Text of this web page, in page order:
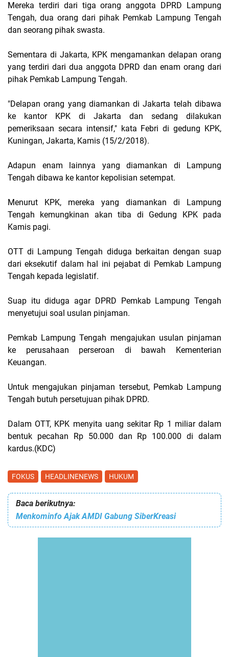
Mereka terdiri dari tiga orang anggota DPRD Lampung
Tengah, dua orang dari pihak Pemkab Lampung Tengah
dan seorang pihak swasta.
Sementara di Jakarta, KPK mengamankan delapan orang
yang terdiri dari dua anggota DPRD dan enam orang dari
pihak Pemkab Lampung Tengah.
"Delapan orang yang diamankan di Jakarta telah dibawa
ke kantor KPK di Jakarta dan sedang dilakukan
pemeriksaan secara intensif," kata Febri di gedung KPK,
Kuningan, Jakarta, Kamis (15/2/2018).
Adapun enam lainnya yang diamankan di Lampung
Tengah dibawa ke kantor kepolisian setempat.
Menurut KPK, mereka yang diamankan di Lampung
Tengah kemungkinan akan tiba di Gedung KPK pada
Kamis pagi.
OTT di Lampung Tengah diduga berkaitan dengan suap
dari eksekutif dalam hal ini pejabat di Pemkab Lampung
Tengah kepada legislatif.
Suap itu diduga agar DPRD Pemkab Lampung Tengah
menyetujui soal usulan pinjaman.
Pemkab Lampung Tengah mengajukan usulan pinjaman
ke perusahaan perseroan di bawah Kementerian
Keuangan.
Untuk mengajukan pinjaman tersebut, Pemkab Lampung
Tengah butuh persetujuan pihak DPRD.
Dalam OTT, KPK menyita uang sekitar Rp 1 miliar dalam
bentuk pecahan Rp 50.000 dan Rp 100.000 di dalam
kardus.(KDC)
FOKUS HEADLINENEWS HUKUM
Baca berikutnya:
Menkominfo Ajak AMDI Gabung SiberKreasi